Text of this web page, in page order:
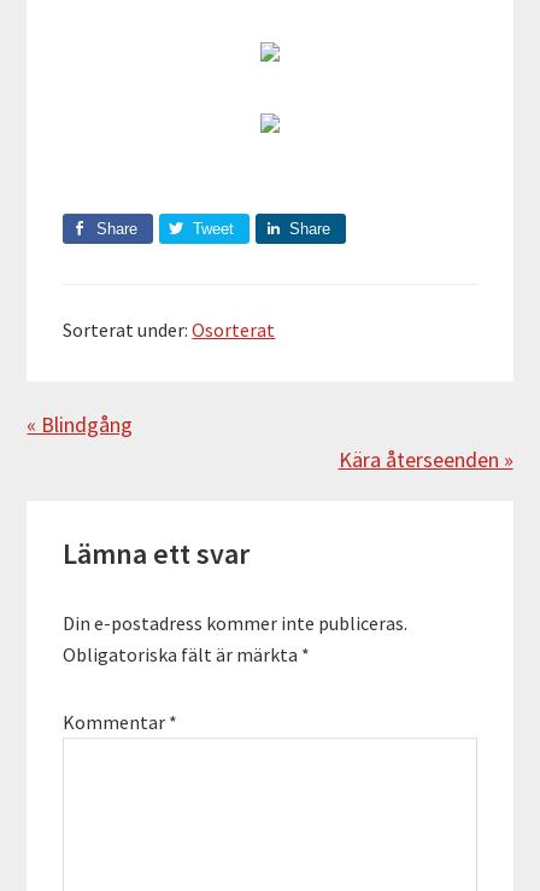
Share Tweet Share
Sorterat under:Osorterat
Föregående
« Blindgång
Nästa
Kära återseenden »
Lämna ett svar
Din e-postadress kommer inte publiceras.
Obligatoriska fält är märkta *
Kommentar *